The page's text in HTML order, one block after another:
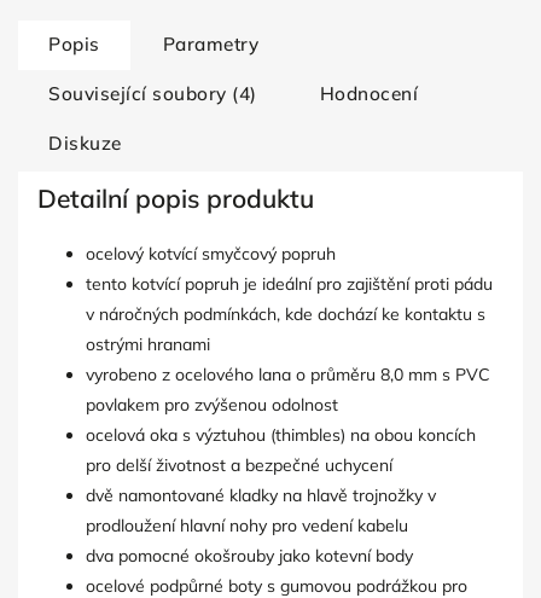
Popis Parametry
Související soubory (4) Hodnocení
Diskuze
Detailní popis produktu
ocelový kotvící smyčcový popruh
tento kotvící popruh je ideální pro zajištění proti pádu
v náročných podmínkách, kde dochází ke kontaktu s
ostrými hranami
vyrobeno z ocelového lana o průměru 8,0 mm s PVC
povlakem pro zvýšenou odolnost
ocelová oka s výztuhou (thimbles) na obou koncích
pro delší životnost a bezpečné uchycení
dvě namontované kladky na hlavě trojnožky v
prodloužení hlavní nohy pro vedení kabelu
dva pomocné okošrouby jako kotevní body
ocelové podpůrné boty s gumovou podrážkou pro